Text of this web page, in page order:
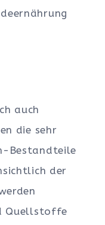
auch
die sehr
Bestandteile
der
Quellstoffe